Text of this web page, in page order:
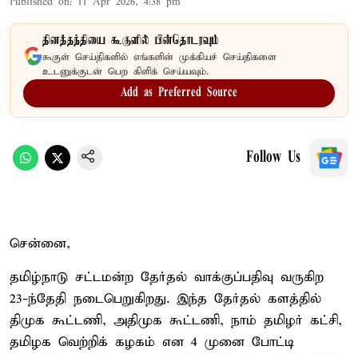
தினத்தந்தியை கூகுளில் பின்தொடரவும்
கூகுள் செய்திகளில் எங்களின் முக்கியச் செய்திகளை
உடனுக்குடன் பெற கிளிக் செய்யவும்.
Add as Preferred Source
Follow Us
சென்னை,
தமிழ்நாடு சட்டமன்ற தேர்தல் வாக்குப்பதிவு வருகிற
23-ந்தேதி நடைபெறுகிறது. இந்த தேர்தல் களத்தில்
திமுக கூட்டணி, அதிமுக கூட்டணி, நாம் தமிழர் கட்சி,
தமிழக வெற்றிக் கழகம் என 4 முனை போட்டி